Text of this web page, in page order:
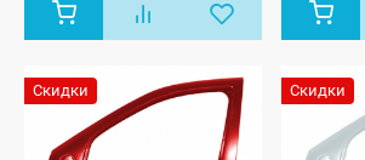
Скидки Скидки